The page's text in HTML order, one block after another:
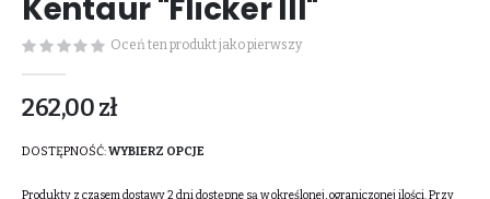
Kentaur "Flicker III"
Oceń ten produkt jako pierwszy
262,00 zł
DOSTĘPNOŚĆ:WYBIERZ OPCJE
Produkty z czasem dostawy 2 dni dostępne są w określonej, ograniczonej ilości. Przy